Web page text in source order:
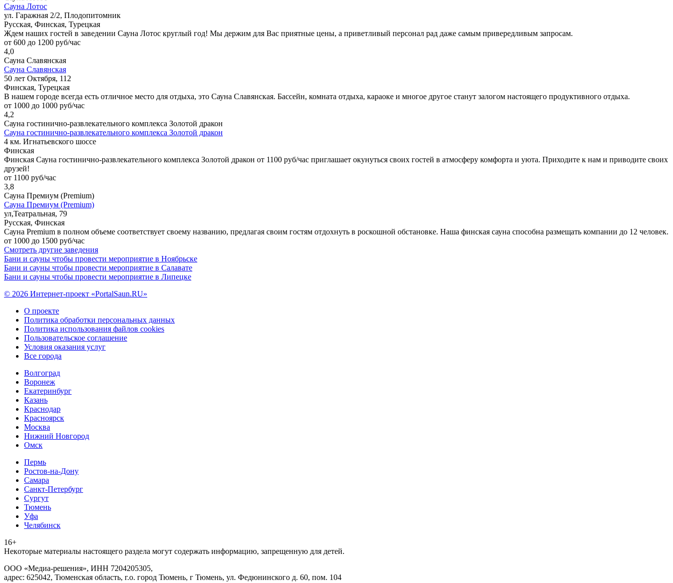
Сауна Лотос
ул. Гаражная 2/2, Плодопитомник
Русская, Финская, Турецкая
Ждем наших гостей в заведении Сауна Лотос круглый год! Мы держим для Вас приятные цены, а приветливый персонал рад даже самым привередливым запросам.
от 600 до 1200 руб/час
4,0
Сауна Славянская
Сауна Славянская
50 лет Октября, 112
Финская, Турецкая
В нашем городе всегда есть отличное место для отдыха, это Сауна Славянская. Бассейн, комната отдыха, караоке и многое другое станут залогом настоящего продуктивного отдыха.
от 1000 до 1000 руб/час
4,2
Сауна гостинично-развлекательного комплекса Золотой дракон
Сауна гостинично-развлекательного комплекса Золотой дракон
4 км. Игнатьевского шоссе
Финская
Финская Сауна гостинично-развлекательного комплекса Золотой дракон от 1100 руб/час приглашает окунуться своих гостей в атмосферу комфорта и уюта. Приходите к нам и приводите своих
друзей!
от 1100 руб/час
3,8
Сауна Премиум (Premium)
Сауна Премиум (Premium)
ул,Театральная, 79
Русская, Финская
Сауна Premium в полном объеме соответствует своему названию, предлагая своим гостям отдохнуть в роскошной обстановке. Наша финская сауна способна размещать компании до 12 человек.
от 1000 до 1500 руб/час
Смотреть другие заведения
Бани и сауны чтобы провести мероприятие в Ноябрьске
Бани и сауны чтобы провести мероприятие в Салавате
Бани и сауны чтобы провести мероприятие в Липецке
© 2026 Интернет-проект «PortalSaun.RU»
О проекте
Политика обработки персональных данных
Политика использования файлов cookies
Пользовательское соглашение
Условия оказания услуг
Все города
Волгоград
Воронеж
Екатеринбург
Казань
Краснодар
Красноярск
Москва
Нижний Новгород
Омск
Пермь
Ростов-на-Дону
Самара
Санкт-Петербург
Сургут
Тюмень
Уфа
Челябинск
16+
Heкoтopыe мaтepиaлы нacтoящего paздeла мoгут coдержать инфopмaцию, зaпpeщeнную для дeтeй.
ООО «Медиа-решения», ИНН 7204205305,
адрес: 625042, Тюменская область, г.о. город Тюмень, г Тюмень, ул. Федюнинского д. 60, пом. 104